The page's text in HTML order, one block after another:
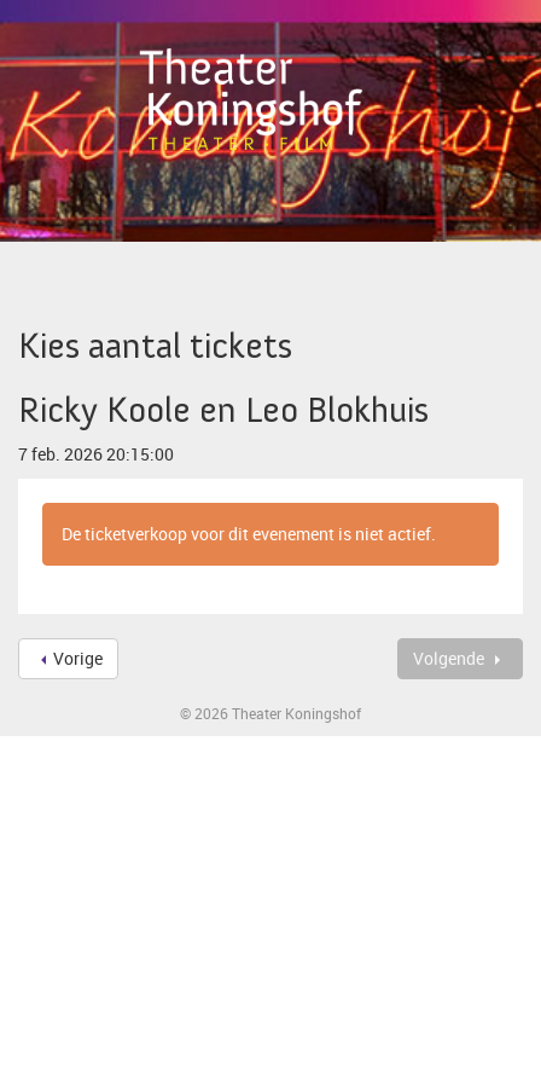
Kies aantal tickets
Ricky Koole en Leo Blokhuis
7 feb. 2026 20:15:00
De ticketverkoop voor dit evenement is niet actief.
Vorige Volgende
© 2026 Theater Koningshof